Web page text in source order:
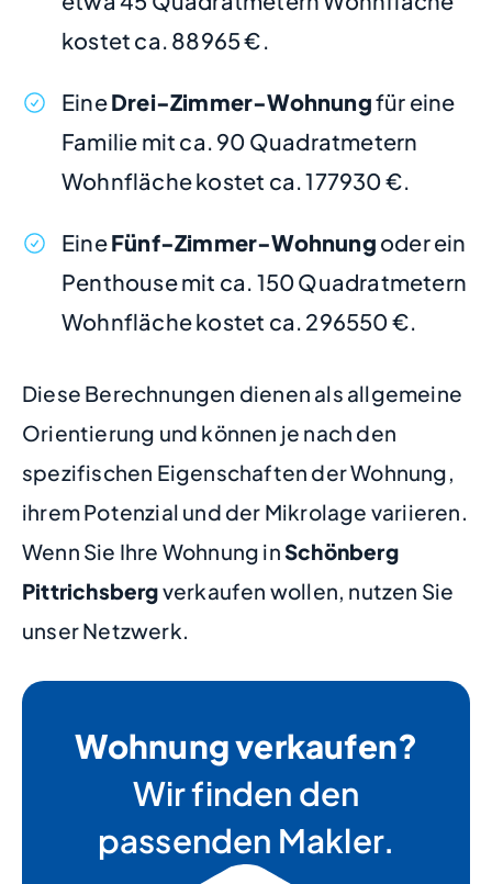
kostet ca. 88965 €.
EineDrei-Zimmer-Wohnungfür eine
Familie mit ca. 90 Quadratmetern
Wohnfläche kostet ca. 177930 €.
EineFünf-Zimmer-Wohnung oder ein
Penthouse mit ca. 150 Quadratmetern
Wohnfläche kostet ca. 296550 €.
Diese Berechnungen dienen als allgemeine
Orientierung und können je nach den
spezifischen Eigenschaften der Wohnung,
ihrem Potenzial und der Mikrolage variieren.
Wenn Sie Ihre Wohnung inSchönberg
Pittrichsbergverkaufen wollen, nutzen Sie
unser Netzwerk.
Wohnung verkaufen?
Wir finden den
passenden Makler.